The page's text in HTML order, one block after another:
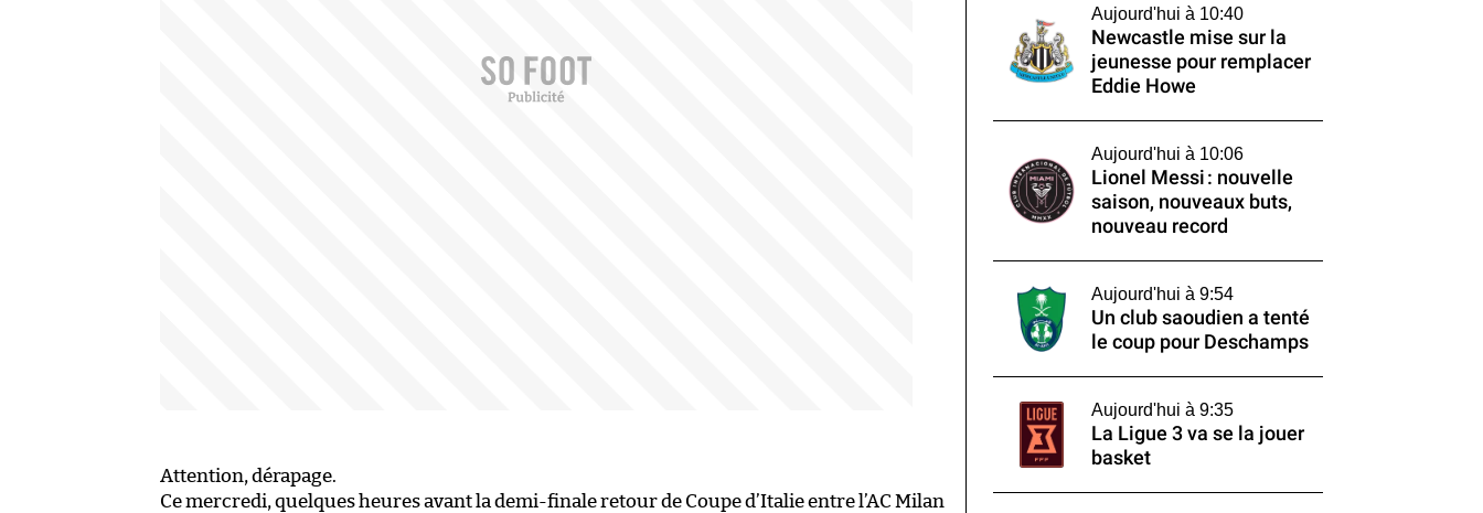
Attention, dérapage.
Ce mercredi, quelques heures avant la demi-finale retour de Coupe d’Italie entre l’AC Milan
Aujourd'hui à 10:40
Newcastle mise sur la
jeunesse pour remplacer
Eddie Howe
Aujourd'hui à 10:06
Lionel Messi : nouvelle
saison, nouveaux buts,
nouveau record
Aujourd'hui à 9:54
Un club saoudien a tenté
le coup pour Deschamps
Aujourd'hui à 9:35
La Ligue 3 va se la jouer
basket